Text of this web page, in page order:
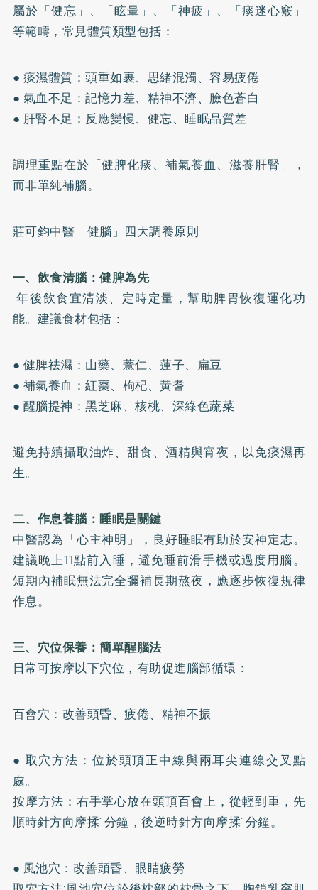
屬於「健忘」、「眩暈」、「神疲」、「痰迷心竅」
等範疇，常見體質類型包括：
● 痰濕體質：頭重如裹、思緒混濁、容易疲倦
● 氣血不足：記憶力差、精神不濟、臉色蒼白
● 肝腎不足：反應變慢、健忘、睡眠品質差
調理重點在於「健脾化痰、補氣養血、滋養肝腎」，
而非單純補腦。
莊可鈞中醫「健腦」四大調養原則
一、飲食清腦：健脾為先
年後飲食宜清淡、定時定量，幫助脾胃恢復運化功
能。建議食材包括：
● 健脾祛濕：山藥、薏仁、蓮子、扁豆
● 補氣養血：紅棗、枸杞、黃耆
● 醒腦提神：黑芝麻、核桃、深綠色蔬菜
避免持續攝取油炸、甜食、酒精與宵夜，以免痰濕再
生。
二、作息養腦：睡眠是關鍵
中醫認為「心主神明」，良好睡眠有助於安神定志。
建議晚上11點前入睡，避免睡前滑手機或過度用腦。
短期內補眠無法完全彌補長期熬夜，應逐步恢復規律
作息。
三、穴位保養：簡單醒腦法
日常可按摩以下穴位，有助促進腦部循環：
百會穴：改善頭昏、疲倦、精神不振
● 取穴方法：位於頭頂正中線與兩耳尖連線交叉點
處。
按摩方法：右手掌心放在頭頂百會上，從輕到重，先
順時針方向摩揉1分鐘，後逆時針方向摩揉1分鐘。
● 風池穴：改善頭昏、眼睛疲勞